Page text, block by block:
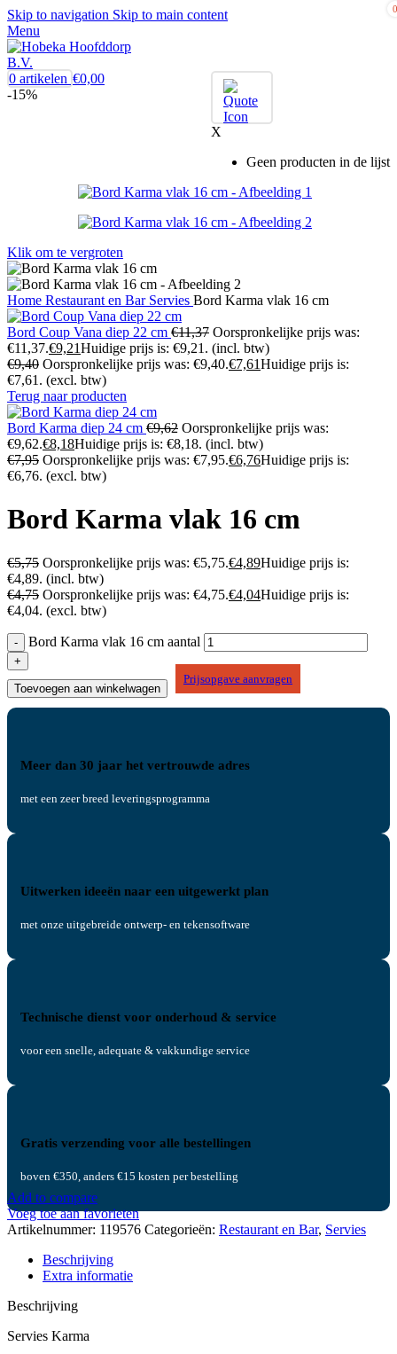
Skip to navigation Skip to main content
Menu
0
X
Geen producten in de lijst
0 artikelen €0,00
-15%
Klik om te vergroten
Home Restaurant en Bar Servies Bord Karma vlak 16 cm
Bord Coup Vana diep 22 cm €11,37 Oorspronkelijke prijs was:
€11,37.€9,21Huidige prijs is: €9,21. (incl. btw)
€9,40 Oorspronkelijke prijs was: €9,40.€7,61Huidige prijs is:
€7,61. (excl. btw)
Terug naar producten
Bord Karma diep 24 cm €9,62 Oorspronkelijke prijs was:
€9,62.€8,18Huidige prijs is: €8,18. (incl. btw)
€7,95 Oorspronkelijke prijs was: €7,95.€6,76Huidige prijs is:
€6,76. (excl. btw)
Bord Karma vlak 16 cm
€5,75 Oorspronkelijke prijs was: €5,75.€4,89Huidige prijs is:
€4,89. (incl. btw)
€4,75 Oorspronkelijke prijs was: €4,75.€4,04Huidige prijs is:
€4,04. (excl. btw)
Bord Karma vlak 16 cm aantal
Toevoegen aan winkelwagen
Prijsopgave aanvragen
Meer dan 30 jaar het vertrouwde adres
met een zeer breed leveringsprogramma
Uitwerken ideeën naar een uitgewerkt plan
met onze uitgebreide ontwerp- en tekensoftware
Technische dienst voor onderhoud & service
voor een snelle, adequate & vakkundige service
Gratis verzending voor alle bestellingen
boven €350, anders €15 kosten per bestelling
Add to compare
Voeg toe aan favorieten
Artikelnummer: 119576 Categorieën: Restaurant en Bar, Servies
Beschrijving
Extra informatie
Beschrijving
Servies Karma